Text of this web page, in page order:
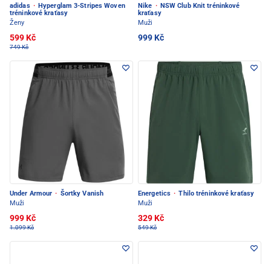
adidas · Hyperglam 3-Stripes Woven
tréninkové kraťasy
Ženy
599 Kč
749 Kč
Nike · NSW Club Knit tréninkové
kraťasy
Muži
999 Kč
Under Armour · Šortky Vanish
Muži
999 Kč
1.099 Kč
Energetics · Thilo tréninkové kraťasy
Muži
329 Kč
549 Kč